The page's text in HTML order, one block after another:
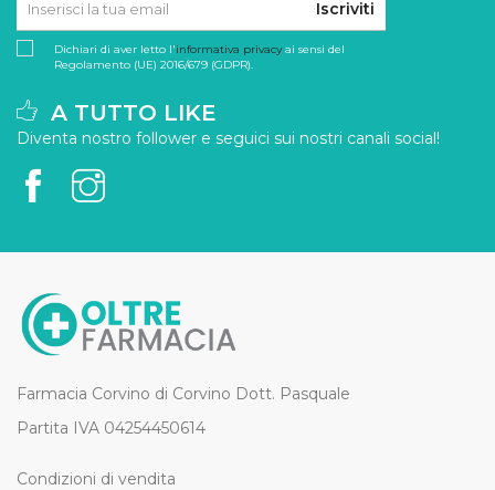
Iscriviti
Dichiari di aver letto l'informativa privacyai sensi del
Regolamento (UE) 2016/679 (GDPR).
A TUTTO LIKE
Diventa nostro follower e seguici sui nostri canali social!
Farmacia Corvino di Corvino Dott. Pasquale
Partita IVA 04254450614
Condizioni di vendita